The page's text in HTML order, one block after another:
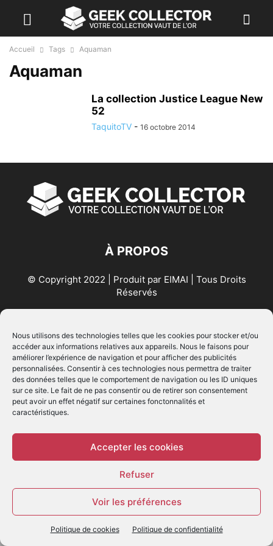
Nous utilisons des technologies telles que les cookies pour stocker et/ou
accéder aux informations relatives aux appareils. Nous le faisons pour
améliorer l’expérience de navigation et pour afficher des publicités
personnalisées. Consentir à ces technologies nous permettra de traiter
des données telles que le comportement de navigation ou les ID uniques
sur ce site. Le fait de ne pas consentir ou de retirer son consentement
peut avoir un effet négatif sur certaines fonctonnalités et
caractéristiques.
Accepter les cookies
Refuser
Voir les préférences
Politique de cookies Politique de confidentialité
Accueil Tags Aquaman
Aquaman
La collection Justice League New
52
TaquitoTV - 16 octobre 2014
À PROPOS
© Copyright 2022 | Produit par EIMAI | Tous Droits
Réservés
SUIVEZ NOUS